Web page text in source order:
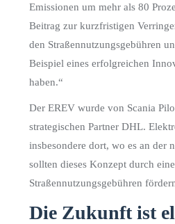
Emissionen um mehr als 80
Beitrag zur kurzfristigen
den Straßennutzungsgebühren
Beispiel eines erfolgreichen
haben.“
Der EREV wurde von Scania
strategischen Partner DHL.
insbesondere dort, wo es an der
sollten dieses Konzept durch
Straßennutzungsgebühren
Die Zukunft ist